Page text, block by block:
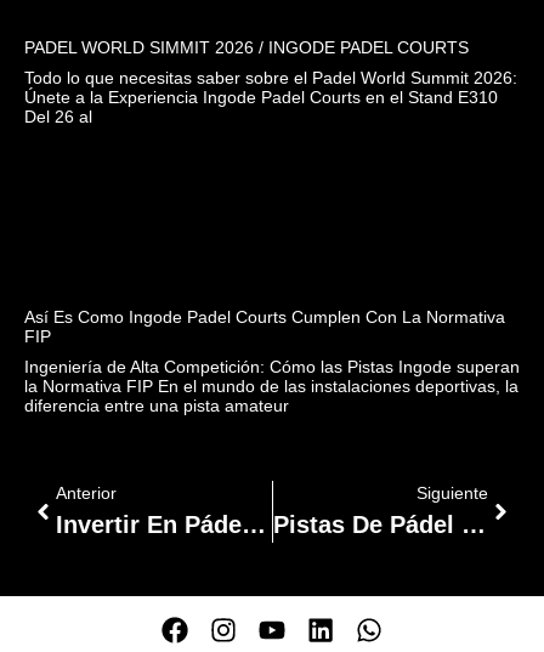
PADEL WORLD SIMMIT 2026 / INGODE PADEL COURTS
Todo lo que necesitas saber sobre el Padel World Summit 2026:
Únete a la Experiencia Ingode Padel Courts en el Stand E310
Del 26 al
Así Es Como Ingode Padel Courts Cumplen Con La Normativa
FIP
Ingeniería de Alta Competición: Cómo las Pistas Ingode superan
la Normativa FIP En el mundo de las instalaciones deportivas, la
diferencia entre una pista amateur
Anterior
Invertir En Pádel Con Garantía: La «Ventaja De Los Más De 23 Años» De Ingode Padel Courts
Siguiente
Pistas De Pádel En Hoteles: